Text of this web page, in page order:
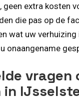
geen extra kosten
die pas op de
wat uw
onaangename
vragen
in